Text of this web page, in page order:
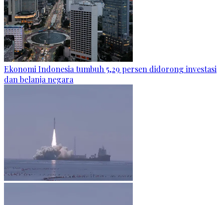
Ekonomi Indonesia tumbuh 5,29 persen didorong investasi
dan belanja negara